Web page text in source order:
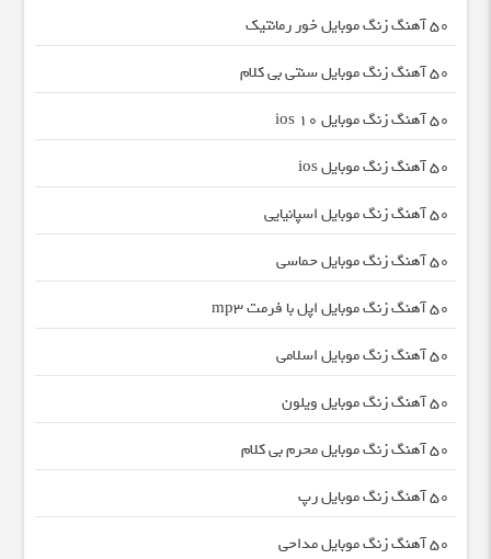
50 آهنگ زنگ موبایل خور رمانتیک
50 آهنگ زنگ موبایل سنتی بی کلام
50 آهنگ زنگ موبایل ios 10
50 آهنگ زنگ موبایل ios
50 آهنگ زنگ موبایل اسپانیایی
50 آهنگ زنگ موبایل حماسی
50 آهنگ زنگ موبایل اپل با فرمت mp3
50 آهنگ زنگ موبایل اسلامی
50 آهنگ زنگ موبایل ویلون
50 آهنگ زنگ موبایل محرم بی کلام
50 آهنگ زنگ موبایل رپ
50 آهنگ زنگ موبایل مداحی